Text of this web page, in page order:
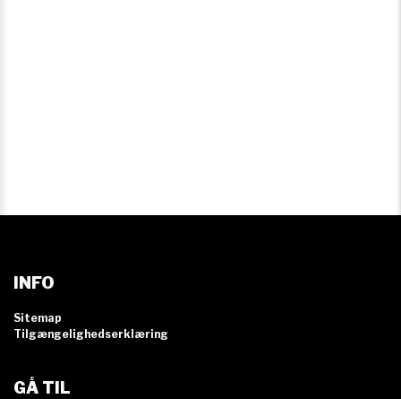
INFO
Sitemap
Tilgængelighedserklæring
GÅ TIL